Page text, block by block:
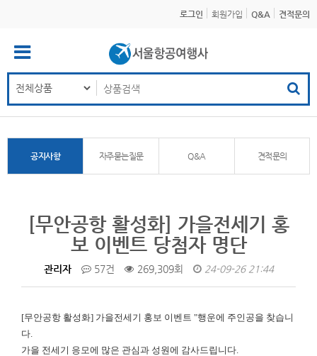
로그인 회원가입 Q&A 견적문의
공지사항 자주묻는질문 Q&A 견적문의
[무안공항 활성화] 가을전세기 홍
보 이벤트 당첨자 명단
관리자 57건 269,309회 24-09-26 21:44
[무안공항 활성화] 가을전세기 홍보 이벤트 "행운에 주인공을 찾습니
다.
가을 전세기 응모에 많은 관심과 성원에 감사드립니다.